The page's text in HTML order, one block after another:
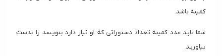
کمینه باشد.
شما باید عدد کمینه تعداد دستوراتی که او نیاز دارد بنویسد را بدست
بیاورید.